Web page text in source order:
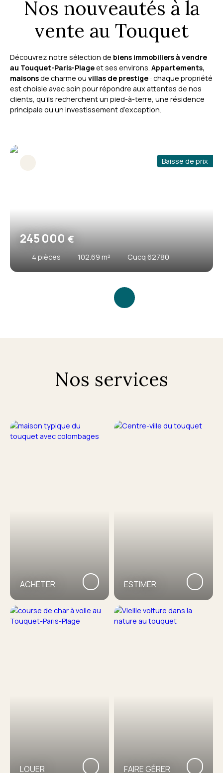
Nos nouveautés à la
vente au Touquet
Découvrez notre sélection de biens immobiliers à vendre
au Touquet-Paris-Plageet ses environs. Appartements,
maisonsde charme ou villas de prestige : chaque propriété
est choisie avec soin pour répondre aux attentes de nos
clients, qu’ils recherchent un pied-à-terre, une résidence
principale ou un investissement d’exception.
245 000€
4 pièces 102.69 m² Cucq 62780
Baisse de prix
Nos services
ACHETER ESTIMER
LOUER FAIRE GÉRER